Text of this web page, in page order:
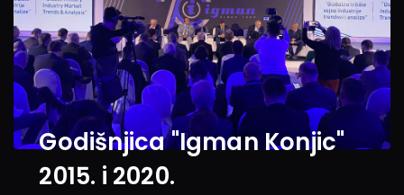
Godišnjica "Igman Konjic"
2015. i 2020.